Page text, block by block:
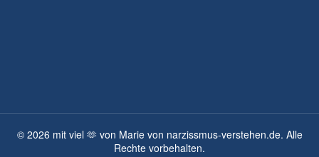
© 2026 mit viel 🫶 von Marie von narzissmus-verstehen.de. Alle
Rechte vorbehalten.